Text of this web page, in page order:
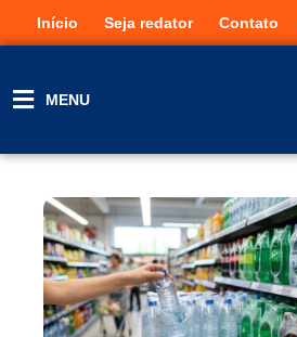
Início Seja redator Contato
MENU